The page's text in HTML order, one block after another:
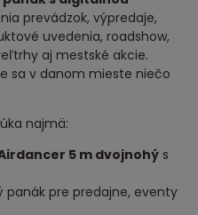
prevádzok, výpredaje,
uvedenia, roadshow,
aj mestské akcie.
sa v danom mieste niečo
najmä:
5 m dvojnohý s
panák pre predajne, eventy